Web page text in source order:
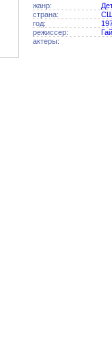
жанр:
страна:
год:
режиссер:
актеры: